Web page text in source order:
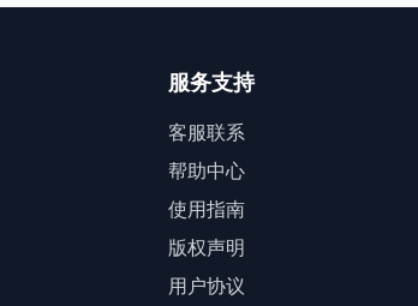
服务支持
客服联系
帮助中心
使用指南
版权声明
用户协议